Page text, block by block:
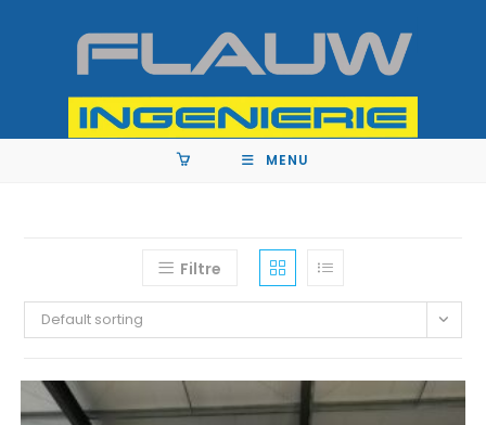
MENU
Filtre
Default sorting